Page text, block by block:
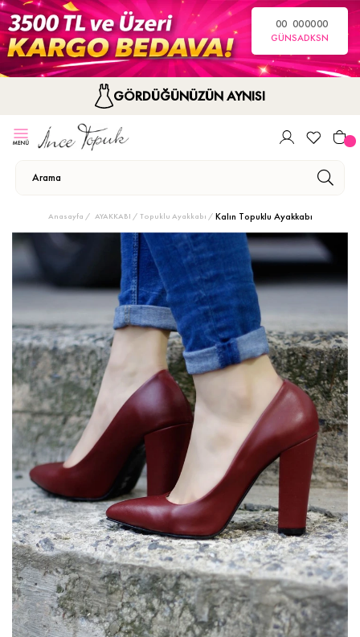
00
GÜN
00
SA
00
DK
00
SN
GÖRDÜĞÜNÜZÜN AYNISI
Anasayfa AYAKKABI Topuklu Ayakkabı Kalın Topuklu Ayakkabı